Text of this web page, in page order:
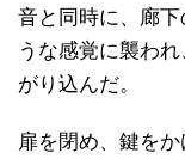
音と同時に、廊
うな感覚に襲わ
がり込んだ。
扉を閉め、鍵をか